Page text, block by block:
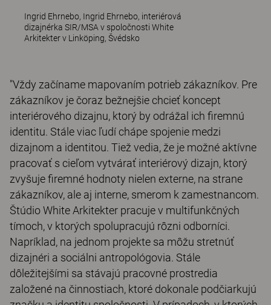
Ingrid Ehrnebo, Ingrid Ehrnebo, interiérová
dizajnérka SIR/MSA v spoločnosti White
Arkitekter v Linköping, Švédsko
"Vždy začíname mapovaním potrieb zákazníkov. Pre
zákazníkov je čoraz bežnejšie chcieť koncept
interiérového dizajnu, ktorý by odrážal ich firemnú
identitu. Stále viac ľudí chápe spojenie medzi
dizajnom a identitou. Tiež vedia, že je možné aktívne
pracovať s cieľom vytvárať interiérový dizajn, ktorý
zvyšuje firemné hodnoty nielen externe, na strane
zákazníkov, ale aj interne, smerom k zamestnancom.
Štúdio White Arkitekter pracuje v multifunkčných
tímoch, v ktorých spolupracujú rôzni odborníci.
Napríklad, na jednom projekte sa môžu stretnúť
dizajnéri a sociálni antropológovia. Stále
dôležitejšími sa stávajú pracovné prostredia
založené na činnostiach, ktoré dokonale podčiarkujú